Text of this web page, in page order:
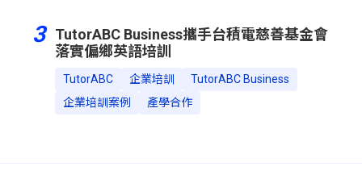
3
TutorABC Business攜手台積電慈善基金會
落實偏鄉英語培訓
TutorABC 企業培訓
TutorABC Business
企業培訓案例
產學合作